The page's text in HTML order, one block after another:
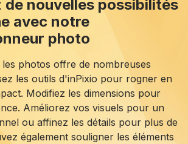
de nouvelles possibilités
avec notre
photo
les photos offre de nombreuses
les outils d'inPixio pour rogner en
Modifiez les dimensions pour
Améliorez vos visuels pour un
ou affinez les détails pour plus de
également souligner les éléments